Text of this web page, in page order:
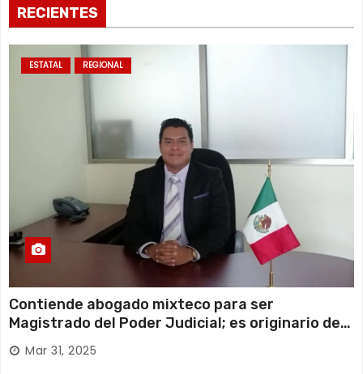
RECIENTES
ESTATAL REGIONAL
Contiende abogado mixteco para ser
Magistrado del Poder Judicial; es originario de
Huajuapan de León
Mar 31, 2025